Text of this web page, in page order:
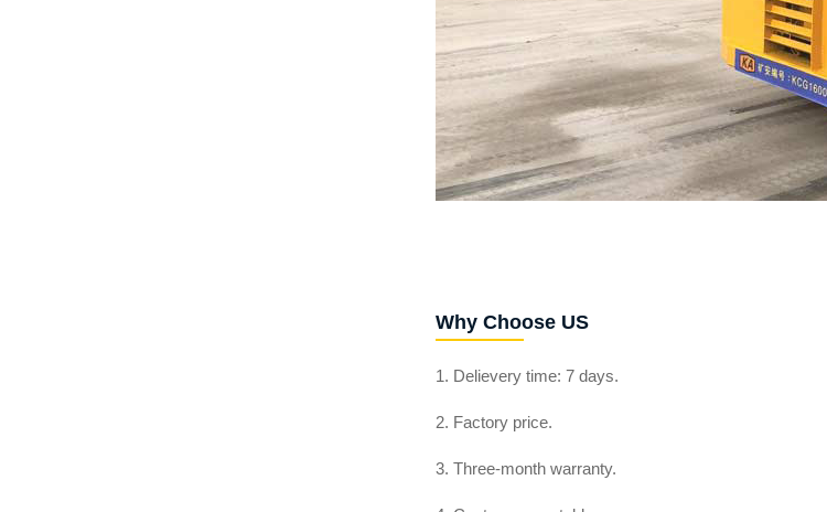
Why Choose US
1. Delievery time: 7 days.
2. Factory price.
3. Three-month warranty.